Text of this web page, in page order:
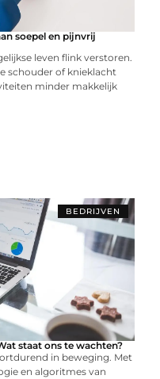
soepel en pijnvrij
leven flink verstoren.
schouder of knieklacht
minder makkelijk
BEDRIJVEN
staat ons te wachten?
in beweging. Met
en algoritmes van